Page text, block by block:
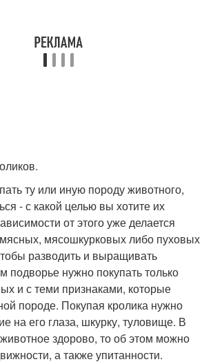
ту или иную породу животного,
- с какой целью вы хотите их
от этого уже делается
мясошкурковых либо пуховых
разводить и выращивать
подворье нужно покупать только
и с теми признаками, которые
породе. Покупая кролика нужно
на его глаза, шкурку, туловище. В
здорово, то об этом можно
а также упитанности.